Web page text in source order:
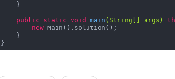
    }
public static void main (String[] args)
new Main().solution();
    }
}